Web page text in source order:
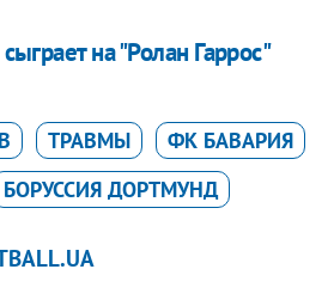
на "Ролан Гаррос"
ТРАВМЫ
ФК БАВАРИЯ
БОРУССИЯ ДОРТМУНД